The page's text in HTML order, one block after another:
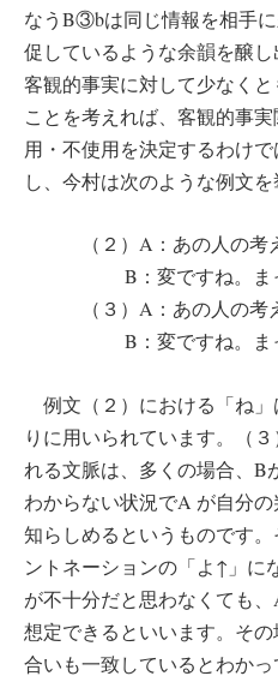
なうB③bは同じ情報を相手
促しているような余韻を醸
客観的事実に対して少なく
ことを考えれば、客観的事
用・不使用を決定するわけ
し、今村は次のような例文を
（２）A：あの人の考え
B：変ですね。まった
（３）A：あの人の考え
B：変ですね。まった
例文（２）における「ね
りに用いられています。（
れる文脈は、多くの場合、B
わからない状況でA が自分
知らしめるというものです
ントネーションの「よ↑」に
が不十分だと思わなくても
想定できるといいます。そ
合いも一致しているとわか